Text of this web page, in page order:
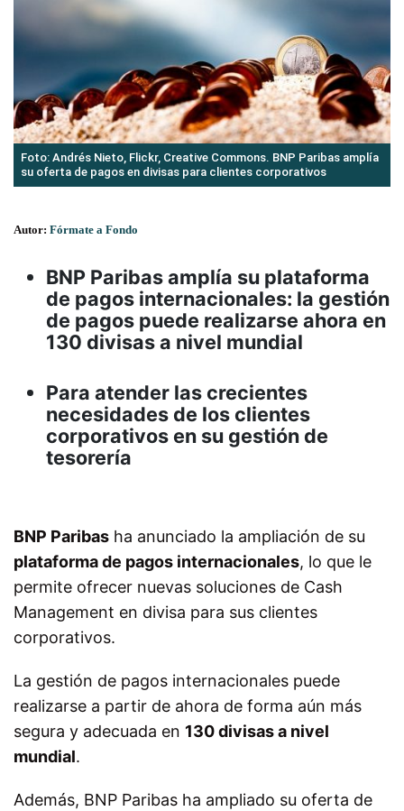
Foto: Andrés Nieto, Flickr, Creative Commons. BNP Paribas amplía
su oferta de pagos en divisas para clientes corporativos
Autor: Fórmate a Fondo
BNP Paribas amplía su plataforma
de pagos internacionales: la gestión
de pagos puede realizarse ahora en
130 divisas a nivel mundial
Para atender las crecientes
necesidades de los clientes
corporativos en su gestión de
tesorería
BNP Paribas ha anunciado la ampliación de su
plataforma de pagos internacionales, lo que le
permite ofrecer nuevas soluciones de Cash
Management en divisa para sus clientes
corporativos.
La gestión de pagos internacionales puede
realizarse a partir de ahora de forma aún más
segura y adecuada en 130 divisas a nivel
mundial.
Además, BNP Paribas ha ampliado su oferta de